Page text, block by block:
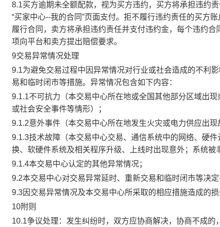
8.1买方逾期未全额配款，视为买方违约，买方将承担违约
“买家中心--我的合同”页面支付。拒不履行违约责任的买方
履行合同，卖方将承担违约责任并支付违约金，每个违约
项向平台和卖方提出赔偿要求。
9交易异常情况处理
9.1为避免交易过程中因异常情况对行业或社会造成的不利
易和临时闭市等措施。异常情况包含如下内容：
9.1.1不可抗力（本交易中心所在地或全国其他部分区域出
或社会安全事件等情形）；
9.1.2意外事件（本交易中心所在地发生火灾或电力供应出
9.1.3技术故障（本交易中心交易、通信系统中的网络、硬
换、软硬件系统及相关程序升级、上线时出现意外；系统
9.1.4本交易中心认定的其他异常情况；
9.2本交易中心对交易异常延时、重新交易和临时闭市等决
9.3因交易异常情况及本交易中心所采取的相应措施造成的
10附则
10.1争议处理：发生纠纷时，双方应协商解决，协商不成